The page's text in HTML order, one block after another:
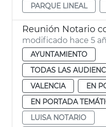
PARQUE LINEAL
Reunión Notario
modificado hace 5
AYUNTAMIENTO
TODAS LAS
VALENCIA
EN
EN PORTADA
LUISA NOTARIO